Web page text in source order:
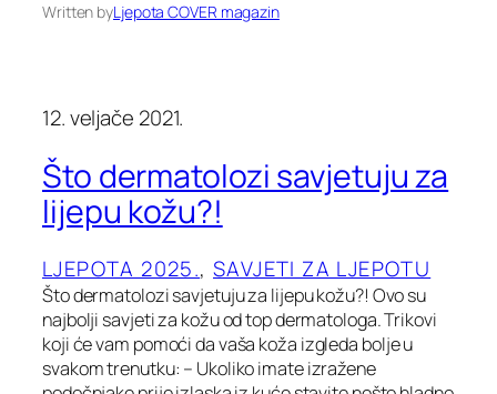
Written byLjepota COVER magazin
12. veljače 2021.
Što dermatolozi savjetuju za
lijepu kožu?!
LJEPOTA 2025., SAVJETI ZA LJEPOTU
Što dermatolozi savjetuju za lijepu kožu?! Ovo su
najbolji savjeti za kožu od top dermatologa. Trikovi
koji će vam pomoći da vaša koža izgleda bolje u
svakom trenutku: – Ukoliko imate izražene